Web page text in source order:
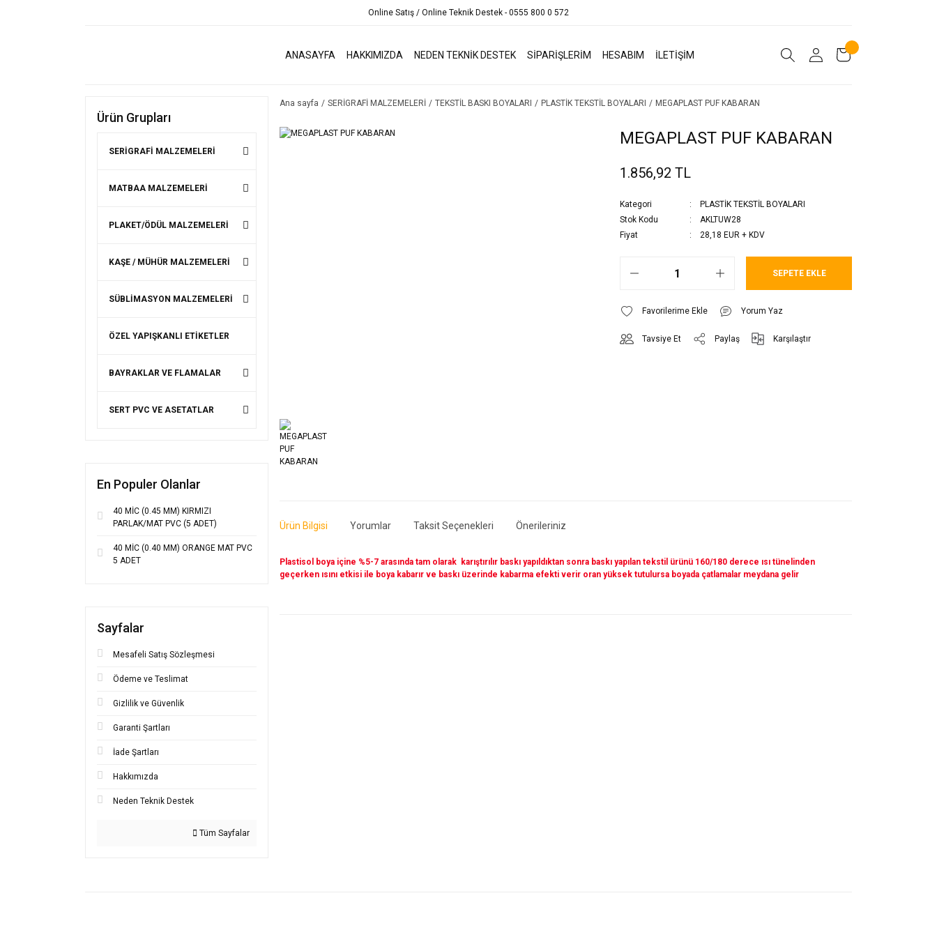
Online Satış / Online Teknik Destek - 0555 800 0 572
ANASAYFA HAKKIMIZDA NEDEN TEKNİK DESTEK SİPARİŞLERİM HESABIM İLETİŞİM
Ürün Grupları
SERİGRAFİ MALZEMELERİ
MATBAA MALZEMELERİ
PLAKET/ÖDÜL MALZEMELERİ
KAŞE / MÜHÜR MALZEMELERİ
SÜBLİMASYON MALZEMELERİ
ÖZEL YAPIŞKANLI ETİKETLER
BAYRAKLAR VE FLAMALAR
SERT PVC VE ASETATLAR
En Populer Olanlar
40 MİC (0.45 MM) KIRMIZI
PARLAK/MAT PVC (5 ADET)
40 MİC (0.40 MM) ORANGE MAT PVC
5 ADET
Sayfalar
Mesafeli Satış Sözleşmesi
Ödeme ve Teslimat
Gizlilik ve Güvenlik
Garanti Şartları
İade Şartları
Hakkımızda
Neden Teknik Destek
Tüm Sayfalar
Ana sayfa SERİGRAFİ MALZEMELERİ TEKSTİL BASKI BOYALARI PLASTİK TEKSTİL BOYALARI MEGAPLAST PUF KABARAN
MEGAPLAST PUF KABARAN
1.856,92 TL
Kategori
PLASTİK TEKSTİL BOYALARI
Stok Kodu
AKLTUW28
Fiyat
28,18 EUR + KDV
SEPETE EKLE
Yorum Yaz
Tavsiye Et Paylaş Karşılaştır
Ürün Bilgisi Yorumlar Taksit Seçenekleri Önerileriniz
Plastisol boya içine %5-7 arasında tam olarak karıştırılır baskı yapıldıktan sonra baskı yapılan tekstil ürünü 160/180 derece ısı tünelinden
geçerken ısını etkisi ile boya kabarır ve baskı üzerinde kabarma efekti verir oran yüksek tutulursa boyada çatlamalar meydana gelir